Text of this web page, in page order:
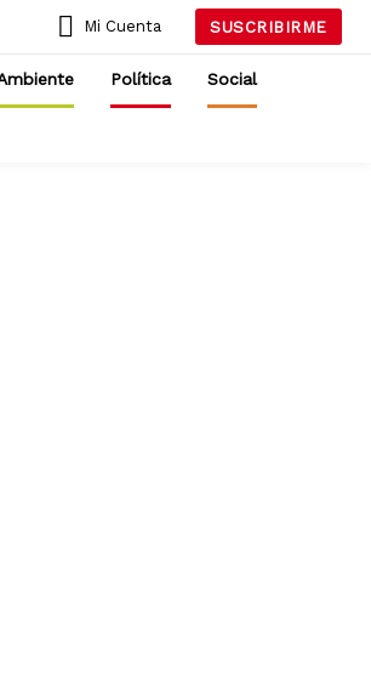
Mi Cuenta SUSCRIBIRME
Política Social